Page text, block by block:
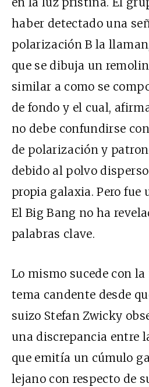
haber detectado una
polarización B la
que se dibuja un
similar a como se
de fondo y el cual,
no debe confundirse
de polarización y
debido al polvo
propia galaxia. Pero fue
El Big Bang no ha
palabras clave.
Lo mismo sucede con
tema candente desde
suizo Stefan Zwicky
una discrepancia entre
que emitía un cúmulo
lejano con respecto de